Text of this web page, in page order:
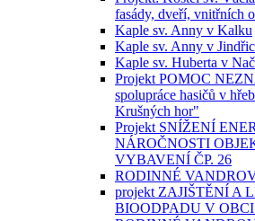
fasády, dveří, vnitřních
Kaple sv. Anny v Kalku
Kaple sv. Anny v
Kaple sv. Huberta v
Projekt POMOC
spolupráce hasičů v
Krušných hor"
Projekt SNÍŽENÍ
NÁROČNOSTI
VYBAVENÍ ČP. 26
RODINNÉ
projekt ZAJIŠTĚNÍ A
BIOODPADU V